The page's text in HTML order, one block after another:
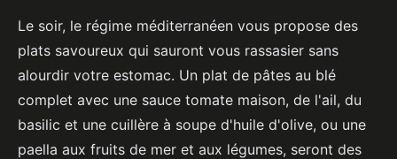
Le soir, le régime méditerranéen vous propose des
plats savoureux qui sauront vous rassasier sans
alourdir votre estomac. Un plat de pâtes au blé
complet avec une sauce tomate maison, de l'ail, du
basilic et une cuillère à soupe d'huile d'olive, ou une
paella aux fruits de mer et aux légumes, seront des